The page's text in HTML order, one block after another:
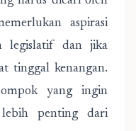
aspirasi
legislatif dan jika
tinggal kenangan.
yang ingin
lebih penting dari